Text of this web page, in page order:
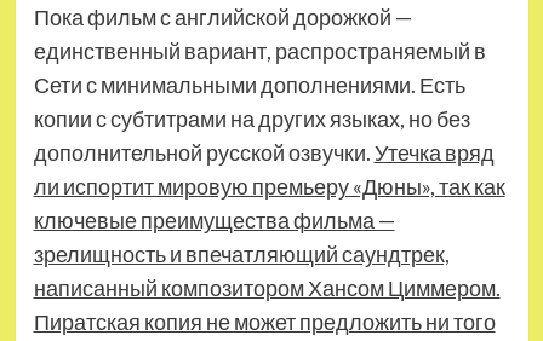
Пока фильм с английской дорожкой —
единственный вариант, распространяемый в
Сети с минимальными дополнениями. Есть
копии с субтитрами на других языках, но без
дополнительной русской озвучки.Утечка вряд
ли испортит мировую премьеру «Дюны», так как
ключевые преимущества фильма —
зрелищность и впечатляющий саундтрек,
написанный композитором Хансом Циммером.
Пиратская копия не может предложить ни того